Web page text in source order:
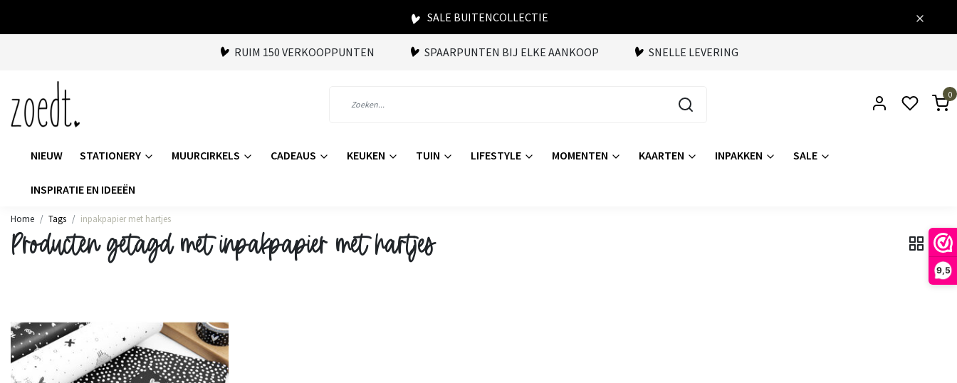
9,5
SALE BUITENCOLLECTIE
RUIM 150 VERKOOPPUNTEN SPAARPUNTEN BIJ ELKE AANKOOP SNELLE LEVERING
0
NIEUW STATIONERY MUURCIRKELS CADEAUS KEUKEN TUIN LIFESTYLE MOMENTEN KAARTEN INPAKKEN SALE
INSPIRATIE EN IDEEËN
Home Tags inpakpapier met hartjes
Producten getagd met inpakpapier met hartjes